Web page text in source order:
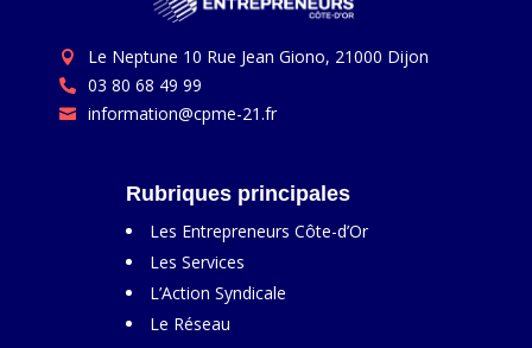
 Le Neptune 10 Rue Jean Giono, 21000 Dijon
 03 80 68 49 99
 information@cpme-21.fr
Rubriques principales
Les Entrepreneurs Côte-d’Or
Les Services
L’Action Syndicale
Le Réseau